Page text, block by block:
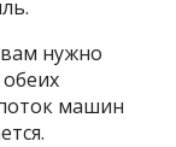
нужно
машин